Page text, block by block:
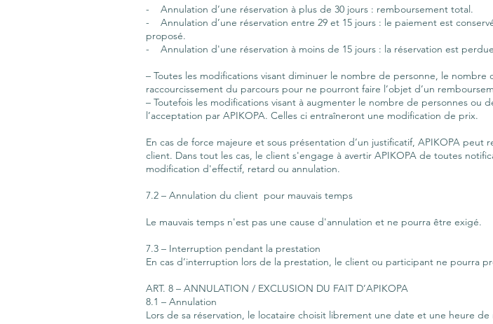
- Annulation d’une réservation à plus de 30 jours : remboursement total.
- Annulation d’une réservation entre 29 et 15 jours : le paiement est
proposé.
- Annulation d'une réservation à moins de 15 jours : la réservation est
– Toutes les modifications visant diminuer le nombre de personne, le nombre
raccourcissement du parcours pour ne pourront faire l’objet d’un
– Toutefois les modifications visant à augmenter le nombre de personnes ou
l’acceptation par APIKOPA. Celles ci entraîneront une modification de prix.
En cas de force majeure et sous présentation d’un justificatif, APIKOPA
client. Dans tout les cas, le client s'engage à avertir APIKOPA de toutes
modification d'effectif, retard ou annulation.
7.2 – Annulation du client pour mauvais temps
Le mauvais temps n'est pas une cause d'annulation et ne pourra être exigé.
7.3 – Interruption pendant la prestation
En cas d’interruption lors de la prestation, le client ou participant ne pourra
ART. 8 – ANNULATION / EXCLUSION DU FAIT D’APIKOPA
8.1 – Annulation
Lors de sa réservation, le locataire choisit librement une date et une heure